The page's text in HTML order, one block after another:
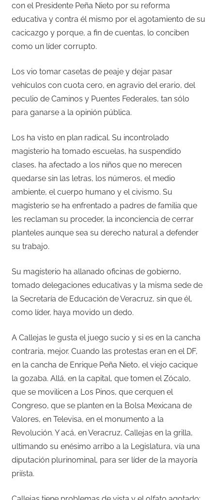
con el Presidente Peña Nieto por su reforma
educativa y contra él mismo por el agotamiento de su
cacicazgo y porque, a fin de cuentas, lo conciben
como un líder corrupto.
Los vio tomar casetas de peaje y dejar pasar
vehículos con cuota cero, en agravio del erario, del
peculio de Caminos y Puentes Federales, tan sólo
para ganarse a la opinión pública.
Los ha visto en plan radical. Su incontrolado
magisterio ha tomado escuelas, ha suspendido
clases, ha afectado a los niños que no merecen
quedarse sin las letras, los números, el medio
ambiente, el cuerpo humano y el civismo. Su
magisterio se ha enfrentado a padres de familia que
les reclaman su proceder, la inconciencia de cerrar
planteles aunque sea su derecho natural a defender
su trabajo.
Su magisterio ha allanado oficinas de gobierno,
tomado delegaciones educativas y la misma sede de
la Secretaría de Educación de Veracruz, sin que él,
como líder, haya movido un dedo.
A Callejas le gusta el juego sucio y si es en la cancha
contraria, mejor. Cuando las protestas eran en el DF,
en la cancha de Enrique Peña Nieto, el viejo cacique
la gozaba. Allá, en la capital, que tomen el Zócalo,
que se movilicen a Los Pinos, que cerquen el
Congreso, que se planten en la Bolsa Mexicana de
Valores, en Televisa, en el monumento a la
Revolución. Y acá, en Veracruz, Callejas en la grilla,
ultimando su enésimo arribo a la Legislatura, vía una
diputación plurinominal, para ser líder de la mayoría
priísta.